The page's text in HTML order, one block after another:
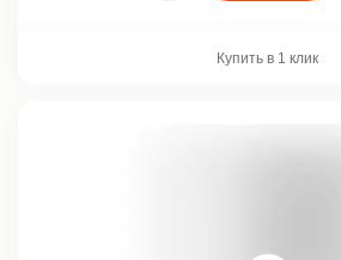
Купить в 1 клик